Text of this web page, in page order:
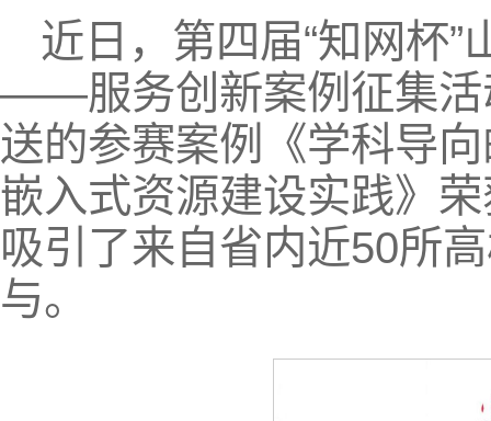
近日，第四届“知网杯
——服务创新案例征集活
送的参赛案例《学科导
嵌入式资源建设实践》
吸引了来自省内近50所
与。